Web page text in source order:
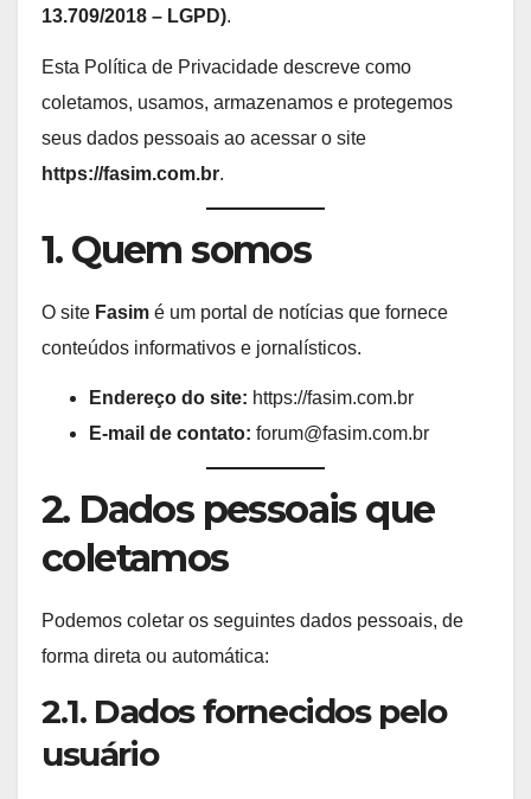
13.709/2018 – LGPD).
Esta Política de Privacidade descreve como
coletamos, usamos, armazenamos e protegemos
seus dados pessoais ao acessar o site
https://fasim.com.br.
1. Quem somos
O site Fasim é um portal de notícias que fornece
conteúdos informativos e jornalísticos.
Endereço do site: https://fasim.com.br
E-mail de contato: forum@fasim.com.br
2. Dados pessoais que
coletamos
Podemos coletar os seguintes dados pessoais, de
forma direta ou automática:
2.1. Dados fornecidos pelo
usuário